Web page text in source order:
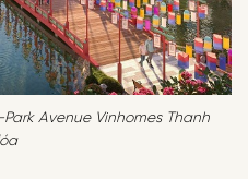
Avenue Vinhomes Thanh